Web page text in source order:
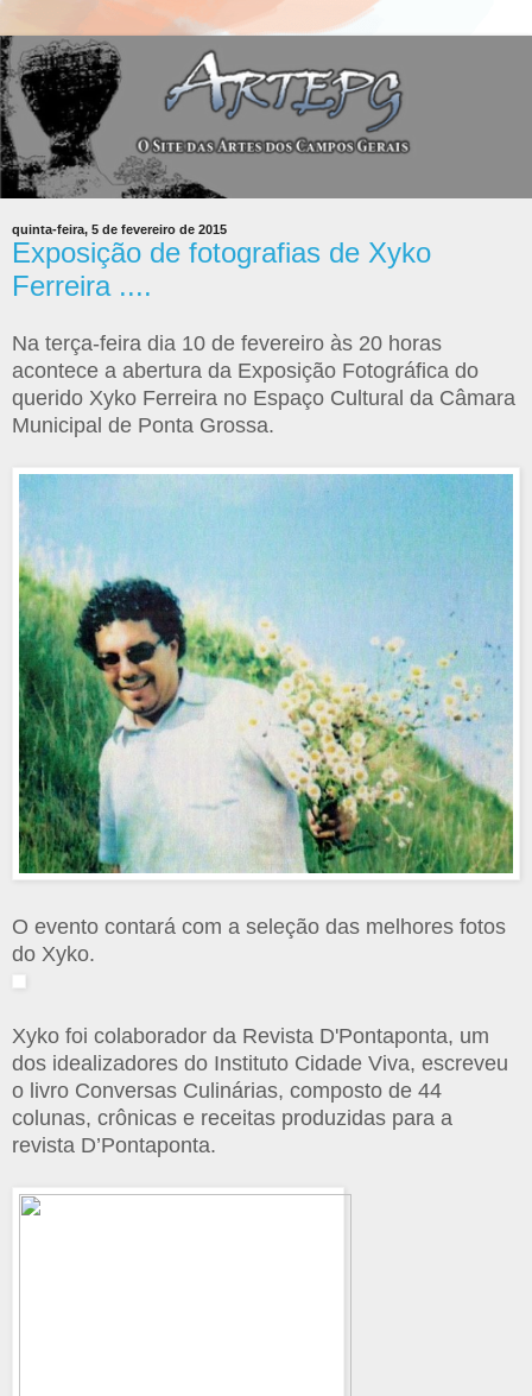
quinta-feira, 5 de fevereiro de 2015
Exposição de fotografias de Xyko
Ferreira ....
Na terça-feira dia 10 de fevereiro às 20 horas
acontece a abertura da Exposição Fotográfica do
querido Xyko Ferreira no Espaço Cultural da Câmara
Municipal de Ponta Grossa.
O evento contará com a seleção das melhores fotos
do Xyko.
Xyko foi colaborador da Revista D'Pontaponta, um
dos idealizadores do Instituto Cidade Viva, escreveu
o livro Conversas Culinárias, composto de 44
colunas, crônicas e receitas produzidas para a
revista D’Pontaponta.